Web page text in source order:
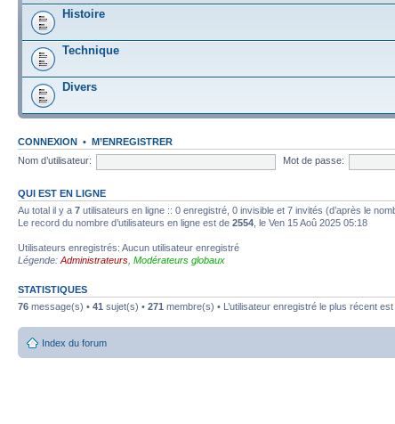
Histoire
Technique
Divers
CONNEXION • M’ENREGISTRER
Nom d’utilisateur:
Mot de passe:
QUI EST EN LIGNE
Au total il y a 7 utilisateurs en ligne :: 0 enregistré, 0 invisible et 7 invités (d’après le
Le record du nombre d’utilisateurs en ligne est de 2554 , le Ven 15 Aoû 2025 05:18
Utilisateurs enregistrés: Aucun utilisateur enregistré
Légende: Administrateurs Modérateurs globaux
STATISTIQUES
76 message(s) • 41 sujet(s) • 271 membre(s) • L’utilisateur enregistré le plus récent est
Index du forum